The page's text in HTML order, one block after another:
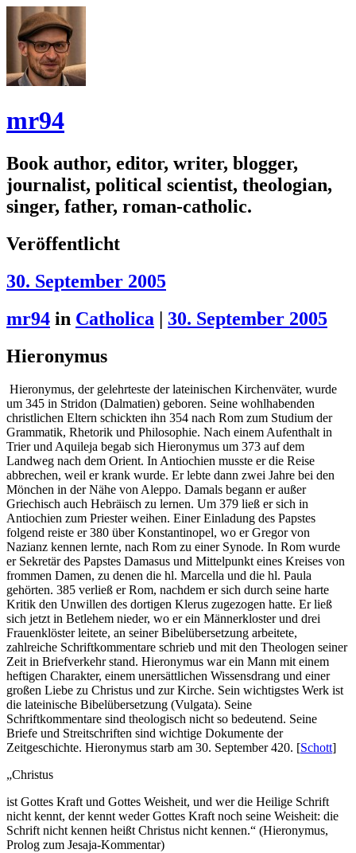
mr94
Book author, editor, writer, blogger,
journalist, political scientist, theologian,
singer, father, roman-catholic.
Veröffentlicht
30. September 2005
mr94 in Catholica | 30. September 2005
Hieronymus
Hieronymus, der gelehrteste der lateinischen Kirchenväter, wurde
um 345 in Stridon (Dalmatien) geboren. Seine wohlhabenden
christlichen Eltern schickten ihn 354 nach Rom zum Studium der
Grammatik, Rhetorik und Philosophie. Nach einem Aufenthalt in
Trier und Aquileja begab sich Hieronymus um 373 auf dem
Landweg nach dem Orient. In Antiochien musste er die Reise
abbrechen, weil er krank wurde. Er lebte dann zwei Jahre bei den
Mönchen in der Nähe von Aleppo. Damals begann er außer
Griechisch auch Hebräisch zu lernen. Um 379 ließ er sich in
Antiochien zum Priester weihen. Einer Einladung des Papstes
folgend reiste er 380 über Konstantinopel, wo er Gregor von
Nazianz kennen lernte, nach Rom zu einer Synode. In Rom wurde
er Sekretär des Papstes Damasus und Mittelpunkt eines Kreises von
frommen Damen, zu denen die hl. Marcella und die hl. Paula
gehörten. 385 verließ er Rom, nachdem er sich durch seine harte
Kritik den Unwillen des dortigen Klerus zugezogen hatte. Er ließ
sich jetzt in Betlehem nieder, wo er ein Männerkloster und drei
Frauenklöster leitete, an seiner Bibelübersetzung arbeitete,
zahlreiche Schriftkommentare schrieb und mit den Theologen seiner
Zeit in Briefverkehr stand. Hieronymus war ein Mann mit einem
heftigen Charakter, einem unersätt­lichen Wissensdrang und einer
großen Liebe zu Christus und zur Kirche. Sein wichtigstes Werk ist
die lateinische Bibelübersetzung (Vulgata). Seine
Schriftkommentare sind theologisch nicht so bedeutend. Seine
Briefe und Streitschriften sind wichtige Dokumente der
Zeitgeschichte. Hieronymus starb am 30. September 420. [Schott]
„Christus
ist Gottes Kraft und Gottes Weisheit, und wer die Heilige Schrift
nicht kennt, der kennt weder Gottes Kraft noch seine Weisheit: die
Schrift nicht kennen heißt Christus nicht kennen.“ (Hieronymus,
Prolog zum Jesaja-Kommentar)